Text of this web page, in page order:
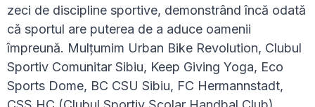
zeci de discipline sportive, demonstrând încă odată
că sportul are puterea de a aduce oamenii
împreună. Mulțumim Urban Bike Revolution, Clubul
Sportiv Comunitar Sibiu, Keep Giving Yoga, Eco
Sports Dome, BC CSU Sibiu, FC Hermannstadt,